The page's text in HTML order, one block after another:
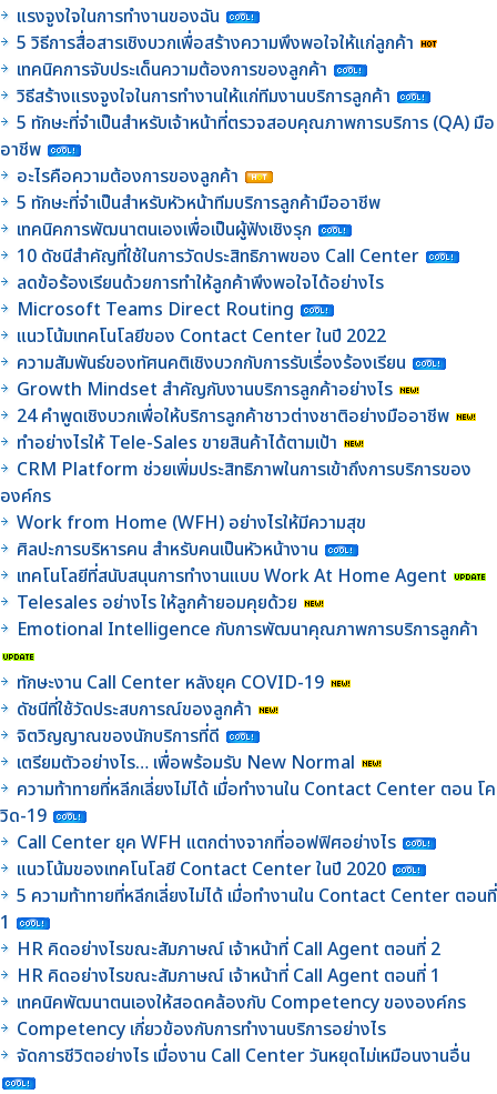
แรงจูงใจในการทำงานของฉัน
5 วิธีการสื่อสารเชิงบวกเพื่อสร้างความพึงพอใจให้แก่ลูกค้า
เทคนิคการจับประเด็นความต้องการของลูกค้า
วิธีสร้างแรงจูงใจในการทำงานให้แก่ทีมงานบริการลูกค้า
5 ทักษะที่จำเป็นสำหรับเจ้าหน้าที่ตรวจสอบคุณภาพการบริการ (QA) มือ
อาชีพ
อะไรคือความต้องการของลูกค้า
5 ทักษะที่จำเป็นสำหรับหัวหน้าทีมบริการลูกค้ามืออาชีพ
เทคนิคการพัฒนาตนเองเพื่อเป็นผู้ฟังเชิงรุก
10 ดัชนีสำคัญที่ใช้ในการวัดประสิทธิภาพของ Call Center
ลดข้อร้องเรียนด้วยการทำให้ลูกค้าพึงพอใจได้อย่างไร
Microsoft Teams Direct Routing
แนวโน้มเทคโนโลยีของ Contact Center ในปี 2022
ความสัมพันธ์ของทัศนคติเชิงบวกกับการรับเรื่องร้องเรียน
Growth Mindset สำคัญกับงานบริการลูกค้าอย่างไร
24 คำพูดเชิงบวกเพื่อให้บริการลูกค้าชาวต่างชาติอย่างมืออาชีพ
ทำอย่างไรให้ Tele-Sales ขายสินค้าได้ตามเป้า
CRM Platform ช่วยเพิ่มประสิทธิภาพในการเข้าถึงการบริการของ
องค์กร
Work from Home (WFH) อย่างไรให้มีความสุข
ศิลปะการบริหารคน สำหรับคนเป็นหัวหน้างาน
เทคโนโลยีที่สนับสนุนการทำงานแบบ Work At Home Agent
Telesales อย่างไร ให้ลูกค้ายอมคุยด้วย
Emotional Intelligence กับการพัฒนาคุณภาพการบริการลูกค้า
ทักษะงาน Call Center หลังยุค COVID-19
ดัชนีที่ใช้วัดประสบการณ์ของลูกค้า
จิตวิญญาณของนักบริการที่ดี
เตรียมตัวอย่างไร… เพื่อพร้อมรับ New Normal
ความท้าทายที่หลีกเลี่ยงไม่ได้ เมื่อทำงานใน Contact Center ตอน โค
วิด-19
Call Center ยุค WFH แตกต่างจากที่ออฟฟิศอย่างไร
แนวโน้มของเทคโนโลยี Contact Center ในปี 2020
5 ความท้าทายที่หลีกเลี่ยงไม่ได้ เมื่อทำงานใน Contact Center ตอนที่
1
HR คิดอย่างไรขณะสัมภาษณ์ เจ้าหน้าที่ Call Agent ตอนที่ 2
HR คิดอย่างไรขณะสัมภาษณ์ เจ้าหน้าที่ Call Agent ตอนที่ 1
เทคนิคพัฒนาตนเองให้สอดคล้องกับ Competency ขององค์กร
Competency เกี่ยวข้องกับการทำงานบริการอย่างไร
จัดการชีวิตอย่างไร เมื่องาน Call Center วันหยุดไม่เหมือนงานอื่น